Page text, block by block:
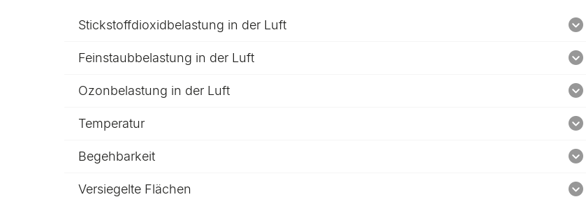
Stickstoffdioxidbelastung in der Luft
Feinstaubbelastung in der Luft
Ozonbelastung in der Luft
Temperatur
Begehbarkeit
Versiegelte Flächen